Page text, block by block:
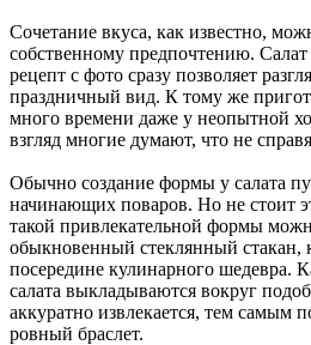
Сочетание вкуса, как известно,
собственному предпочтению. Салат
рецепт с фото сразу позволяет
праздничный вид. К тому же
много времени даже у неопытной
взгляд многие думают, что не
Обычно создание формы у салата
начинающих поваров. Но не стоит
такой привлекательной формы
обыкновенный стеклянный стакан,
посередине кулинарного шедевра.
салата выкладываются вокруг
аккуратно извлекается, тем самым
ровный браслет.